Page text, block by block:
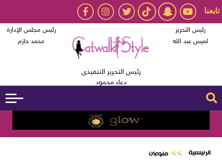
تابعنا
رئيس التحرير
لميس عبد الله
رئيس التحرير التنفيذى
دعاء محمود
رئيس مجلس الإدارة
محمد حازم
الرئيسية منوعات